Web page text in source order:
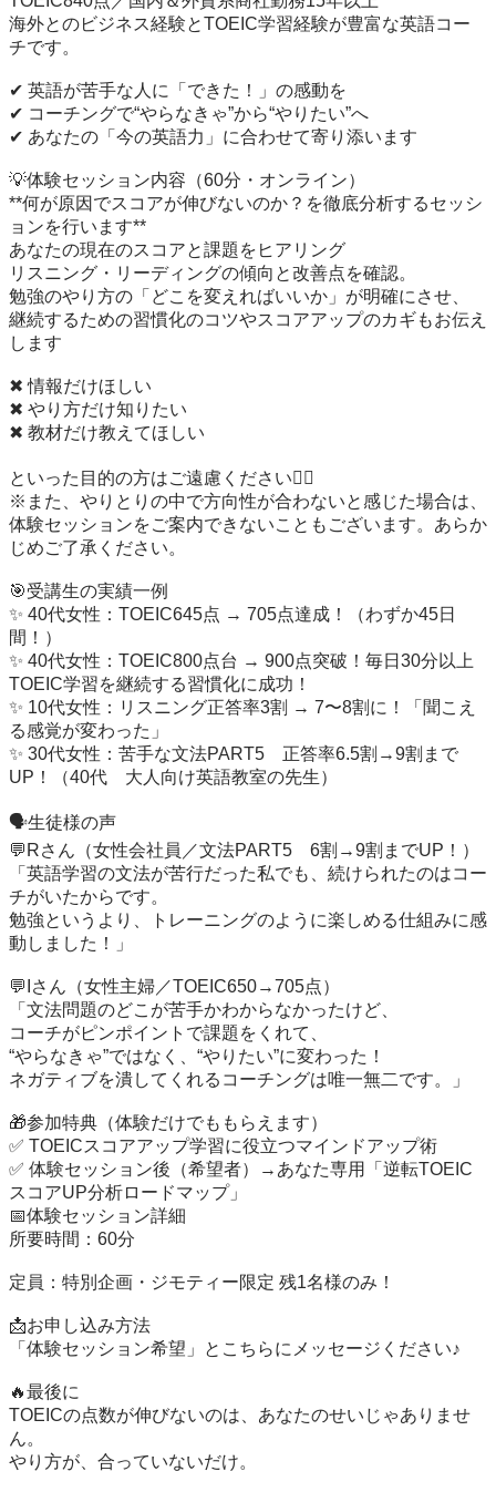
海外とのビジネス経験とTOEIC学習経験が豊富な英語コー
チです。
✔ 英語が苦手な人に「できた！」の感動を
✔ コーチングで“やらなきゃ”から“やりたい”へ
✔ あなたの「今の英語力」に合わせて寄り添います
💡体験セッション内容（60分・オンライン）
**何が原因でスコアが伸びないのか？を徹底分析するセッシ
ョンを行います**
あなたの現在のスコアと課題をヒアリング
リスニング・リーディングの傾向と改善点を確認。
勉強のやり方の「どこを変えればいいか」が明確にさせ、
継続するための習慣化のコツやスコアアップのカギもお伝え
します
✖ 情報だけほしい
✖ やり方だけ知りたい
✖ 教材だけ教えてほしい
といった目的の方はご遠慮ください🙇‍♀️
※また、やりとりの中で方向性が合わないと感じた場合は、
体験セッションをご案内できないこともございます。あらか
じめご了承ください。
🎯受講生の実績一例
✨ 40代女性：TOEIC645点 → 705点達成！（わずか45日
間！）
✨ 40代女性：TOEIC800点台 → 900点突破！毎日30分以上
TOEIC学習を継続する習慣化に成功！
✨ 10代女性：リスニング正答率3割 → 7〜8割に！「聞こえ
る感覚が変わった」
✨ 30代女性：苦手な文法PART5　正答率6.5割→9割まで
UP！（40代　大人向け英語教室の先生）
🗣生徒様の声
💬Rさん（女性会社員／文法PART5　6割→9割までUP！）
「英語学習の文法が苦行だった私でも、続けられたのはコー
チがいたからです。
勉強というより、トレーニングのように楽しめる仕組みに感
動しました！」
💬Iさん（女性主婦／TOEIC650→705点）
「文法問題のどこが苦手かわからなかったけど、
コーチがピンポイントで課題をくれて、
“やらなきゃ”ではなく、“やりたい”に変わった！
ネガティブを潰してくれるコーチングは唯一無二です。」
🎁参加特典（体験だけでももらえます）
✅ TOEICスコアアップ学習に役立つマインドアップ術
✅ 体験セッション後（希望者）→あなた専用「逆転TOEIC
スコアUP分析ロードマップ」
📅体験セッション詳細
所要時間：60分
定員：特別企画・ジモティー限定 残1名様のみ！
📩お申し込み方法
「体験セッション希望」とこちらにメッセージください♪
🔥最後に
TOEICの点数が伸びないのは、あなたのせいじゃありませ
ん。
やり方が、合っていないだけ。